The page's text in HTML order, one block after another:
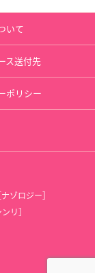
いて
ス送付先
ポリシー
ゾロジー］
リ］